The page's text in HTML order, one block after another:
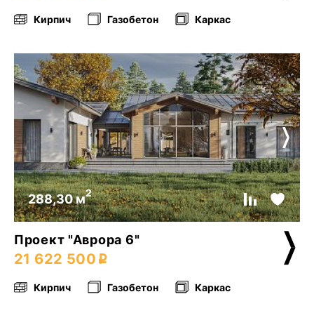
Кирпич Газобетон Каркас
288,30 м2
Проект "Аврора 6"
21 622 500
Кирпич Газобетон Каркас